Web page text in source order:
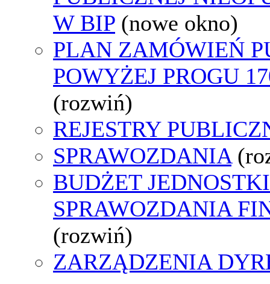
W BIP (nowe okno)
PLAN ZAMÓWIEŃ
POWYŻEJ PROGU
(rozwiń)
REJESTRY
SPRAWOZDANIA
BUDŻET
SPRAWOZDANIA
(rozwiń)
ZARZĄDZENIA